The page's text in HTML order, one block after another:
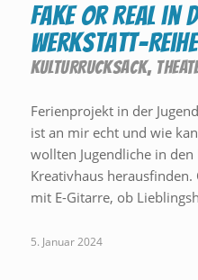
FAKE or REAL
Werkstatt-Reihe
KULTURRUCKSACK,
Ferienprojekt in der
ist an mir echt und wie
wollten Jugendliche in
Kreativhaus
mit E-Gitarre, ob
5. Januar 2024